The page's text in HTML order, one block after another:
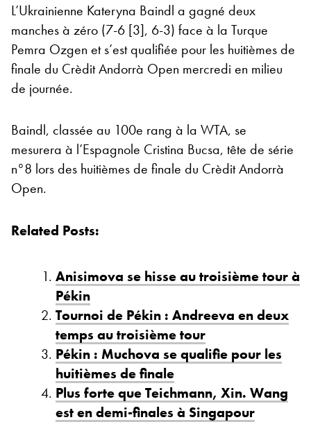
L’Ukrainienne Kateryna Baindl a gagné deux
manches à zéro (7-6 [3], 6-3) face à la Turque
Pemra Ozgen et s’est qualifiée pour les huitièmes de
finale du Crèdit Andorrà Open mercredi en milieu
de journée.
Baindl, classée au 100e rang à la WTA, se
mesurera à l’Espagnole Cristina Bucsa, tête de série
n°8 lors des huitièmes de finale du Crèdit Andorrà
Open.
Related Posts:
Anisimova se hisse au troisième tour à
Pékin
Tournoi de Pékin : Andreeva en deux
temps au troisième tour
Pékin : Muchova se qualifie pour les
huitièmes de finale
Plus forte que Teichmann, Xin. Wang
est en demi-finales à Singapour